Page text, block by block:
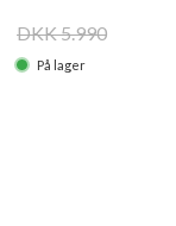
DKK 5.990
På lager